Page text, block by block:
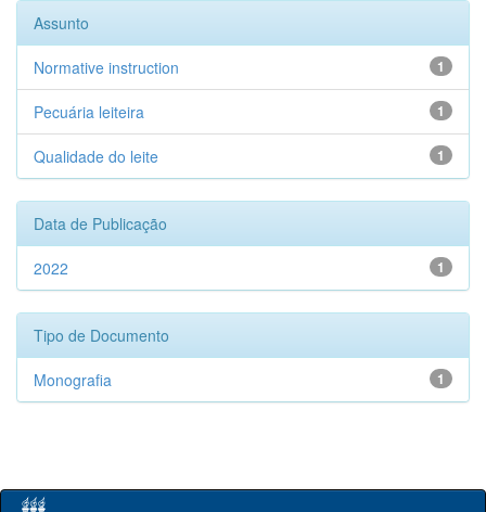
Assunto
1
Normative instruction
1
Pecuária leiteira
1
Qualidade do leite
Data de Publicação
1
2022
Tipo de Documento
1
Monografia